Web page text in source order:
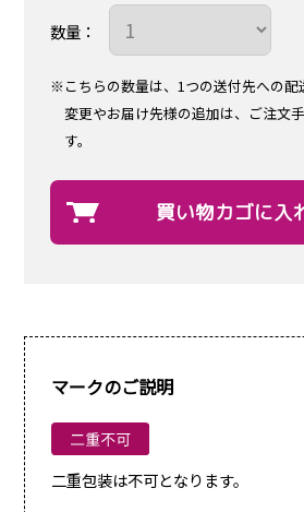
数量：
※こちらの数量は、1つの送付先への配
変更やお届け先様の追加は、ご注文
す。
買い物カゴに入
マークのご説明
二重包装は不可となります。